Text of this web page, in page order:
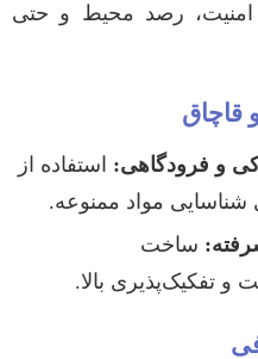
رصد محیط و حتی
قاچاق
و فرودگاهی: استفاده از
ساخت
و تفکیک‌پذیری بالا.